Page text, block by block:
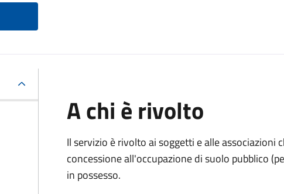
A chi è rivolto
Il servizio è rivolto ai soggetti e alle
concessione all'occupazione di suolo pubblico
in possesso.